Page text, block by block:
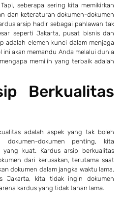
seberapa sering kita memikirkan
dan keteraturan dokumen-dokumen
arsip hadir sebagai pahlawan tak
seperti Jakarta, pusat bisnis dan
adalah elemen kunci dalam menjaga
ini akan memandu Anda melalui dunia
memilih yang terbaik adalah
Berkualitas
adalah aspek yang tak boleh
dokumen-dokumen penting, kita
yang kuat. Kardus arsip berkualitas
dari kerusakan, terutama saat
dokumen dalam jangka waktu lama.
Jakarta, kita tidak ingin dokumen
kardus yang tidak tahan lama.